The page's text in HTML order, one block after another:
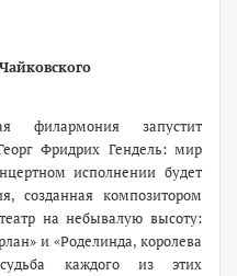
филармония запустит
Фридрих Гендель: мир
исполнении будет
созданная композитором
на небывалую высоту:
и «Роделинда, королева
судьба каждого из этих